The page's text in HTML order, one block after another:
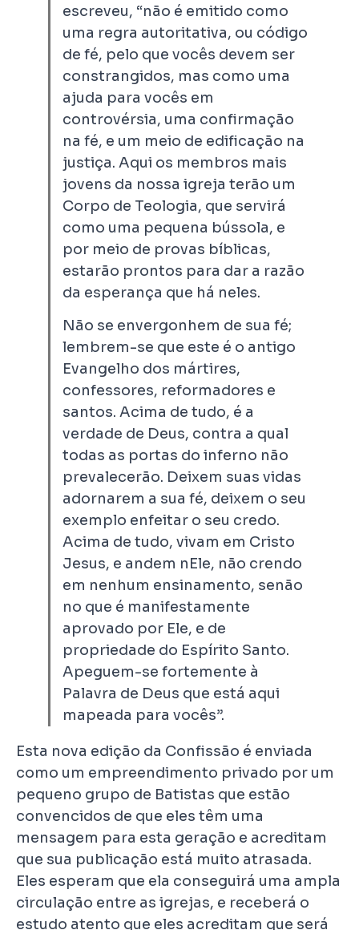
escreveu, “não é emitido como
uma regra autoritativa, ou código
de fé, pelo que vocês devem ser
constrangidos, mas como uma
ajuda para vocês em
controvérsia, uma confirmação
na fé, e um meio de edificação na
justiça. Aqui os membros mais
jovens da nossa igreja terão um
Corpo de Teologia, que servirá
como uma pequena bússola, e
por meio de provas bíblicas,
estarão prontos para dar a razão
da esperança que há neles.
Não se envergonhem de sua fé;
lembrem-se que este é o antigo
Evangelho dos mártires,
confessores, reformadores e
santos. Acima de tudo, é a
verdade de Deus, contra a qual
todas as portas do inferno não
prevalecerão. Deixem suas vidas
adornarem a sua fé, deixem o seu
exemplo enfeitar o seu credo.
Acima de tudo, vivam em Cristo
Jesus, e andem nEle, não crendo
em nenhum ensinamento, senão
no que é manifestamente
aprovado por Ele, e de
propriedade do Espírito Santo.
Apeguem-se fortemente à
Palavra de Deus que está aqui
mapeada para vocês”.
Esta nova edição da Confissão é enviada
como um empreendimento privado por um
pequeno grupo de Batistas que estão
convencidos de que eles têm uma
mensagem para esta geração e acreditam
que sua publicação está muito atrasada.
Eles esperam que ela conseguirá uma ampla
circulação entre as igrejas, e receberá o
estudo atento que eles acreditam que será